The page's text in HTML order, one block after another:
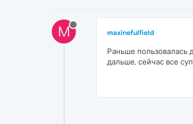
M maxinefulfield
Раньше пользовалась
дальше, сейчас все